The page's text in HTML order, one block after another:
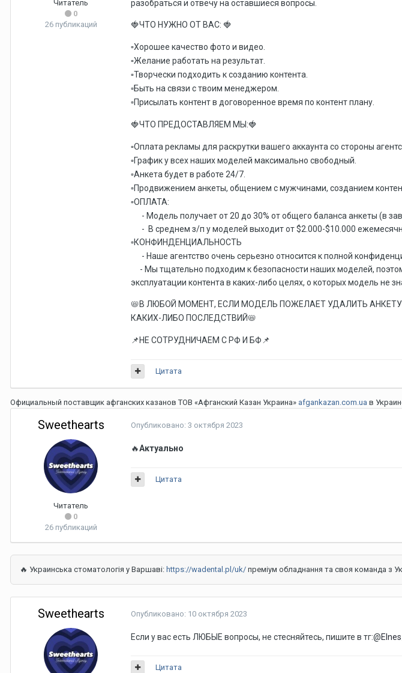
Читатель
0
26 публикаций
разобраться и отвечу на оставшиеся вопросы.
🍓ЧТО НУЖНО ОТ ВАС: 🍓
▫️Хорошее качество фото и видео.
▫️Желание работать на результат.
▫️Творчески подходить к созданию контента.
▫️Быть на связи с твоим менеджером.
▫️Присылать контент в договоренное время по контент плану.
🍓ЧТО ПРЕДОСТАВЛЯЕМ МЫ:🍓
▫️Оплата рекламы для раскрутки вашего аккаунта со стороны
▫️График у всех наших моделей максимально свободный.
▫️Анкета будет в работе 24/7.
▫️Продвижением анкеты, общением с мужчинами, созданием
▫️ОПЛАТА:
- Модель получает от 20 до 30% от общего баланса анкеты (в
- В среднем з/п у моделей выходит от $2.000-$10.000
▫️КОНФИНДЕНЦИАЛЬНОСТЬ
- Наше агентство очень серьезно относится к полной
- Мы тщательно подходим к безопасности наших моделей,
эксплуатации контента в каких-либо целях, о которых модель не
📛В ЛЮБОЙ МОМЕНТ, ЕСЛИ МОДЕЛЬ ПОЖЕЛАЕТ УДАЛИТЬ АНКЕТУ
КАКИХ-ЛИБО ПОСЛЕДСТВИЙ📛
📌НЕ СОТРУДНИЧАЕМ С РФ И БФ 📌
Цитата
Официальный поставщик афганских казанов ТОВ «Афганский Казан Украина» afgankazan.com.ua в
Sweethearts
Читатель
0
26 публикаций
Опубликовано: 3 октября 2023
🔥Актуально
Цитата
🔥 Украинська стоматологія у Варшаві: https://wadental.pl/uk/ преміум обладнання та своя команда з
Sweethearts Опубликовано: 10 октября 2023
Если у вас есть ЛЮБЫЕ вопросы, не стесняйтесь, пишите в тг:@
Цитата